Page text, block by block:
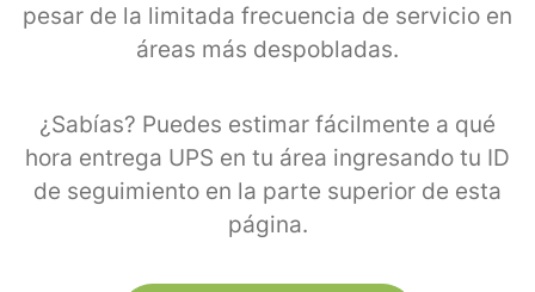
pesar de la limitada frecuencia de servicio en
áreas más despobladas.
¿Sabías? Puedes estimar fácilmente a qué
hora entrega UPS en tu área ingresando tu ID
de seguimiento en la parte superior de esta
página.